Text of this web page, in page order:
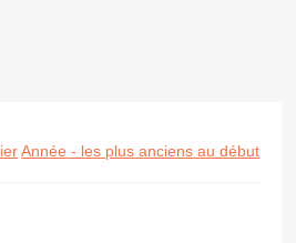
Année - les plus anciens au début